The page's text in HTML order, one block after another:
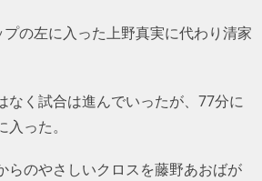
の左に入った上野真実に代わり清家
なく試合は進んでいったが、77分に
った。
らのやさしいクロスを藤野あおばが